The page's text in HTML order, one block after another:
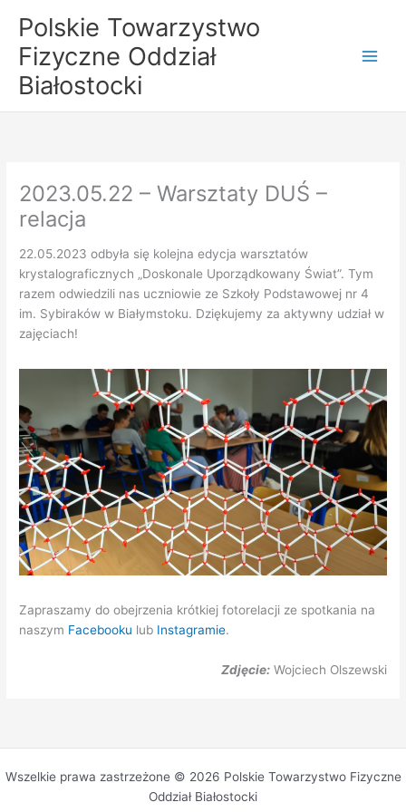
treści
Polskie Towarzystwo
Fizyczne Oddział
Białostocki
2023.05.22 – Warsztaty DUŚ –
relacja
22.05.2023 odbyła się kolejna edycja warsztatów
krystalograficznych „Doskonale Uporządkowany Świat”. Tym
razem odwiedzili nas uczniowie ze Szkoły Podstawowej nr 4
im. Sybiraków w Białymstoku. Dziękujemy za aktywny udział w
zajęciach!
Zapraszamy do obejrzenia krótkiej fotorelacji ze spotkania na
naszym Facebooku lub Instagramie.
Zdjęcie:Wojciech Olszewski
Wszelkie prawa zastrzeżone © 2026 Polskie Towarzystwo Fizyczne
Oddział Białostocki